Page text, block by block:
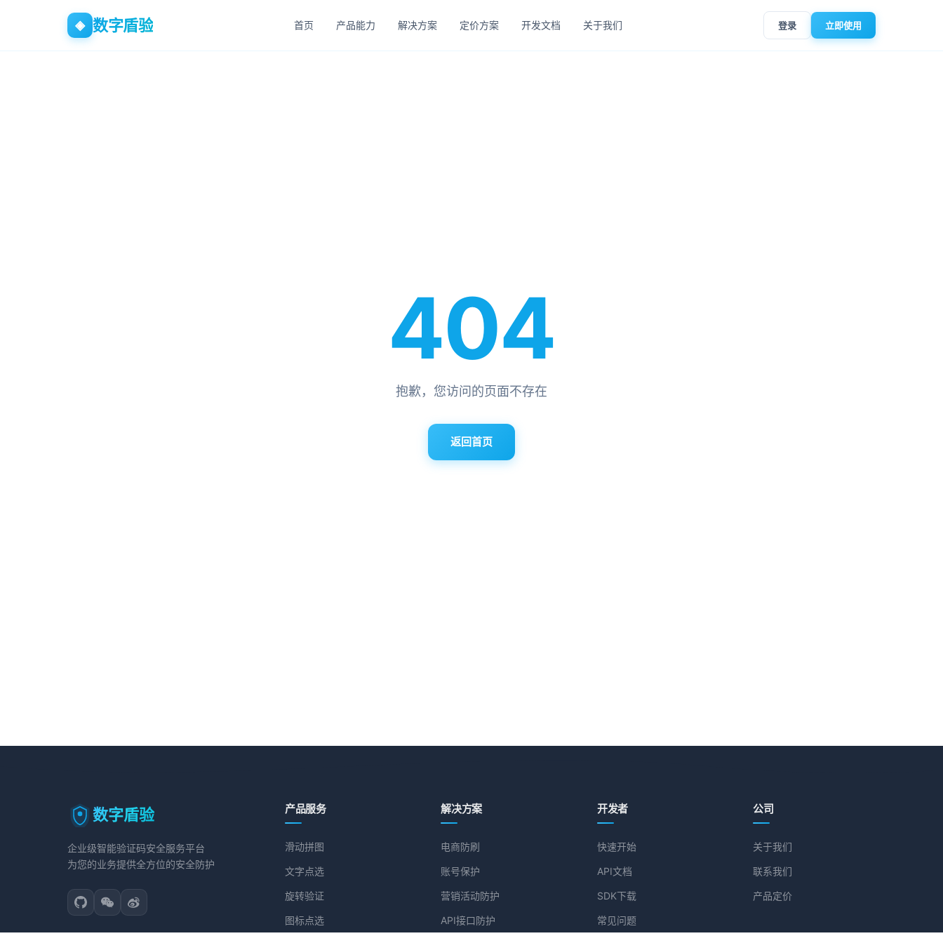
◈ 数字盾验 首页 产品能力 解决方案 定价方案 开发文档 关于我们 登录 立即使用
404
抱歉，您访问的页面不存在
返回首页
数字盾验
企业级智能验证码安全服务平台
为您的业务提供全方位的安全防护
产品服务
滑动拼图
文字点选
旋转验证
图标点选
解决方案
电商防刷
账号保护
营销活动防护
API接口防护
开发者
快速开始
API文档
SDK下载
常见问题
公司
关于我们
联系我们
产品定价